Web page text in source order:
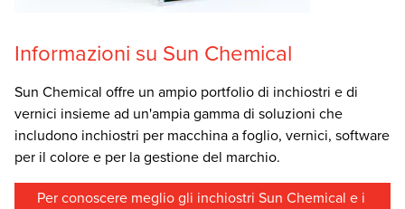
Informazioni su Sun Chemical
Sun Chemical offre un ampio portfolio di inchiostri e di
vernici insieme ad un'ampia gamma di soluzioni che
includono inchiostri per macchina a foglio, vernici, software
per il colore e per la gestione del marchio.
Per conoscere meglio gli inchiostri Sun Chemical e i